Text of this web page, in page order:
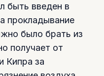
быть введен в
прокладывание
было брать из
получает от
Кипра за